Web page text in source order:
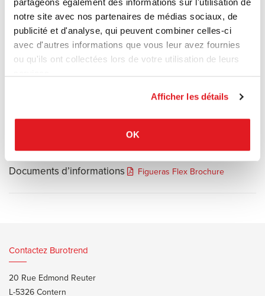
partageons également des informations sur l'utilisation de
notre site avec nos partenaires de médias sociaux, de
publicité et d'analyse, qui peuvent combiner celles-ci
avec d'autres informations que vous leur avez fournies
ou qu'ils ont collectées lors de votre utilisation de leurs
Afficher les détails
OK
mondial des sièges pour espaces publics, auditoriums et salles de
conférence) est une solution d'ingénierie haut de gamme conçue
pour maximiser la polyvalence des salles multifonctionnelles.
Ce système permet de transformer un espace équipé de centaines
de sièges en une salle au sol totalement plat et dégagé en
seulement quelques minutes.
Documents d’informations Figueras Flex Brochure
Contactez Burotrend
20 Rue Edmond Reuter
L-5326 Contern